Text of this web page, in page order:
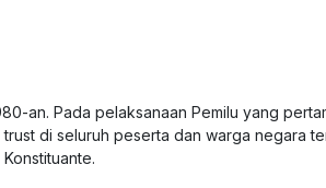
an. Pada pelaksanaan Pemilu yang
di seluruh peserta dan warga negara